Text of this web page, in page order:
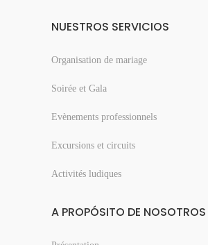
NUESTROS SERVICIOS
Organisation de mariage
Soirée et Gala
Evènements professionnels
Excursions et circuits
Activités ludiques
A PROPÓSITO DE NOSOTROS